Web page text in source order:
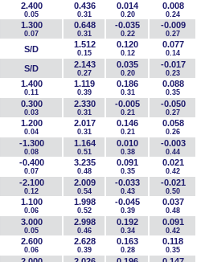
2.400
0.05
0.436
0.31
0.014
0.20
0.008
0.24
1.300
0.07
0.648
0.31
-0.035
0.22
-0.009
0.27
S/D 1.512
0.15
0.120
0.12
0.077
0.14
S/D 2.143
0.27
0.035
0.20
-0.017
0.23
1.400
0.11
1.119
0.39
0.186
0.31
0.088
0.35
0.300
0.03
2.330
0.31
-0.005
0.21
-0.050
0.27
1.200
0.04
2.017
0.31
0.146
0.21
0.058
0.26
-1.300
0.08
1.164
0.51
0.010
0.38
-0.003
0.44
-0.400
0.07
3.235
0.48
0.091
0.35
0.021
0.42
-2.100
0.12
2.009
0.54
-0.033
0.43
-0.021
0.50
1.100
0.06
1.998
0.52
-0.045
0.39
0.037
0.48
3.000
0.05
2.998
0.46
0.192
0.34
0.091
0.42
2.600
0.06
2.628
0.39
0.163
0.28
0.118
0.35